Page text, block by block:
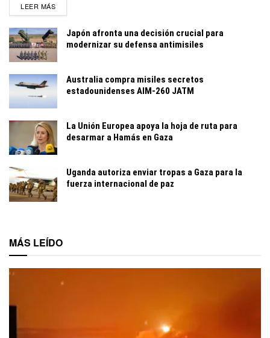
LEER MÁSDETAILS
Japón afronta una decisión crucial para
modernizar su defensa antimisiles
Australia compra misiles secretos
estadounidenses AIM-260 JATM
La Unión Europea apoya la hoja de ruta para
desarmar a Hamás en Gaza
Uganda autoriza enviar tropas a Gaza para la
fuerza internacional de paz
MÁS LEÍDO